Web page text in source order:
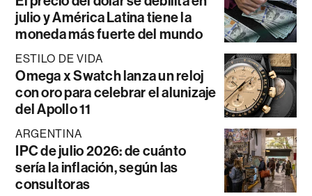
julio y América Latina tiene la
moneda más fuerte del mundo
ESTILO DE VIDA
Omega x Swatch lanza un reloj
con oro para celebrar el alunizaje
del Apollo 11
ARGENTINA
IPC de julio 2026: de cuánto
sería la inflación, según las
consultoras